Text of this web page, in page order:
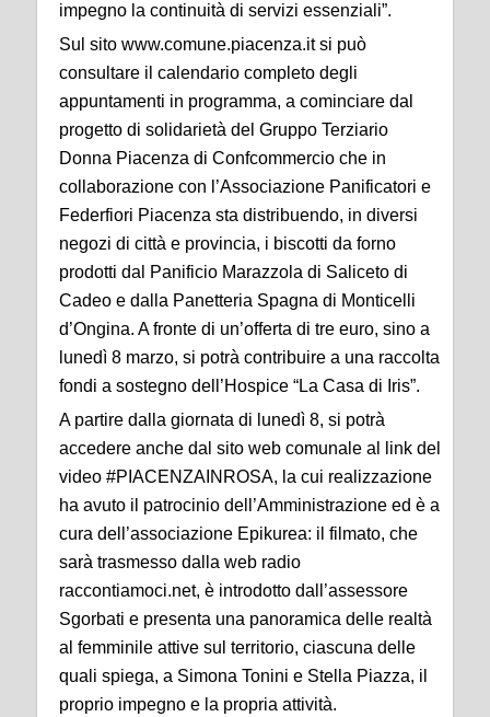
impegno la continuità di servizi essenziali”.
Sul sito www.comune.piacenza.it si può
consultare il calendario completo degli
appuntamenti in programma, a cominciare dal
progetto di solidarietà del Gruppo Terziario
Donna Piacenza di Confcommercio che in
collaborazione con l’Associazione Panificatori e
Federfiori Piacenza sta distribuendo, in diversi
negozi di città e provincia, i biscotti da forno
prodotti dal Panificio Marazzola di Saliceto di
Cadeo e dalla Panetteria Spagna di Monticelli
d’Ongina. A fronte di un’offerta di tre euro, sino a
lunedì 8 marzo, si potrà contribuire a una raccolta
fondi a sostegno dell’Hospice “La Casa di Iris”.
A partire dalla giornata di lunedì 8, si potrà
accedere anche dal sito web comunale al link del
video #PIACENZAINROSA, la cui realizzazione
ha avuto il patrocinio dell’Amministrazione ed è a
cura dell’associazione Epikurea: il filmato, che
sarà trasmesso dalla web radio
raccontiamoci.net, è introdotto dall’assessore
Sgorbati e presenta una panoramica delle realtà
al femminile attive sul territorio, ciascuna delle
quali spiega, a Simona Tonini e Stella Piazza, il
proprio impegno e la propria attività.